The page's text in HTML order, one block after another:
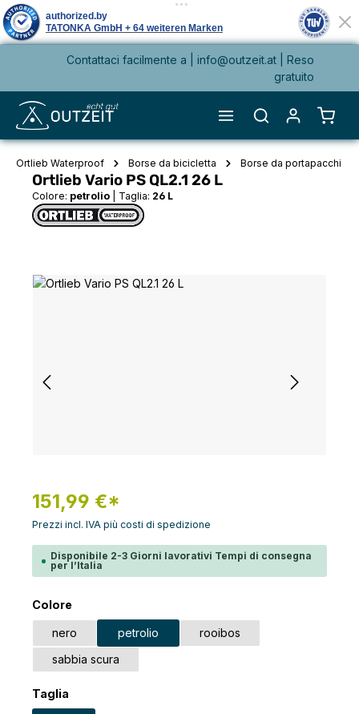
principaleContattaci facilmente a | info@outzeit.at
| Reso
gratuito
Il
Ortlieb Waterproof Borse da bicicletta Borse da portapacchi
Ortlieb Vario PS QL2.1 26 L
Colore: petrolio Taglia: 26 L
Salta la galleria di immagini
151,99 €*
Prezzi incl. IVA più costi di spedizione
Disponibile 2-3 Giorni lavorativi Tempi di consegna
per l’Italia
Seleziona
Colore
nero petrolio
rooibos
sabbia scura
Seleziona
Taglia